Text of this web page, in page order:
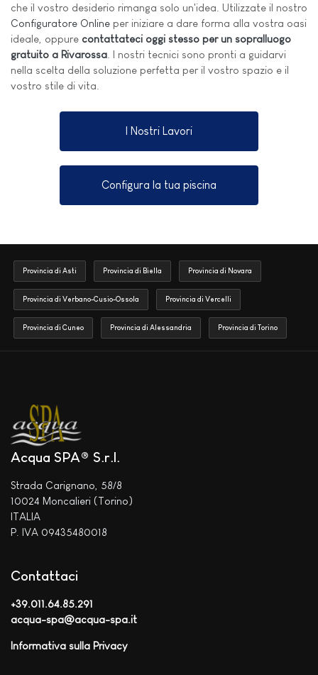
che il vostro desiderio rimanga solo un'idea. Utilizzate il nostro
Configuratore Online per iniziare a dare forma alla vostra oasi
ideale, oppure contattateci oggi stesso per un sopralluogo
gratuito a Rivarossa . I nostri tecnici sono pronti a guidarvi
nella scelta della soluzione perfetta per il vostro spazio e il
vostro stile di vita.
I Nostri Lavori
Configura la tua piscina
Provincia di Asti Provincia di Biella Provincia di Novara
Provincia di Verbano-Cusio-Ossola Provincia di Vercelli
Provincia di Cuneo Provincia di Alessandria Provincia di Torino
Acqua SPA® S.r.l.
Strada Carignano, 58/8
10024 Moncalieri (Torino)
ITALIA
P. IVA 09435480018
Contattaci
+39.011.64.85.291
acqua-spa@acqua-spa.it
Informativa sulla Privacy